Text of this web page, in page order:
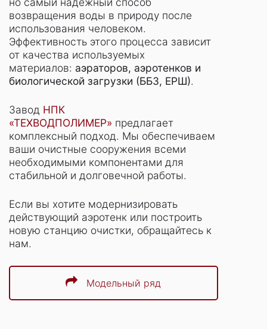
возвращения воды в природу после
использования человеком.
Эффективность этого процесса зависит
от качества используемых
материалов: аэраторов, аэротенков и
биологической загрузки (ББЗ, ЕРШ).
Завод НПК
«ТЕХВОДПОЛИМЕР» предлагает
комплексный подход. Мы обеспечиваем
ваши очистные сооружения всеми
необходимыми компонентами для
стабильной и долговечной работы.
Если вы хотите модернизировать
действующий аэротенк или построить
новую станцию очистки, обращайтесь к
нам.
Модельный ряд